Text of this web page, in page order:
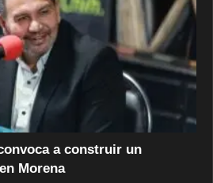
a construir un
Morena